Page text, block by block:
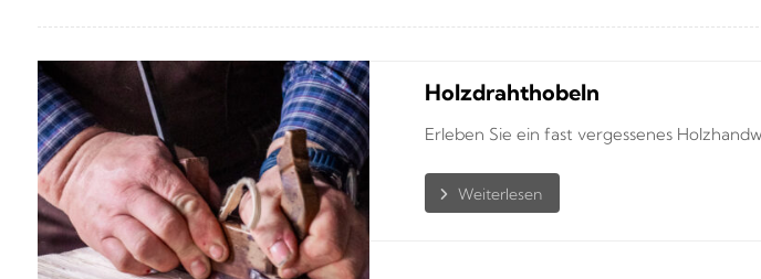
Holzdrahthobeln
Erleben Sie ein fast vergessenes